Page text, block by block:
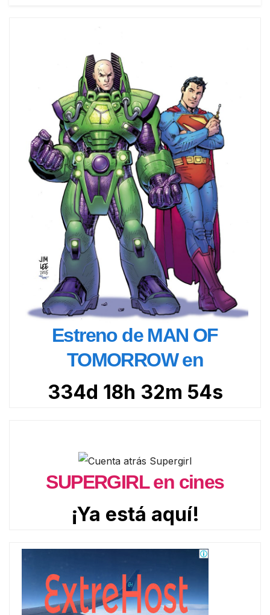
Estreno de MAN OF
TOMORROW en
334d 18h 32m 52s
SUPERGIRL en cines
¡Ya está aquí!